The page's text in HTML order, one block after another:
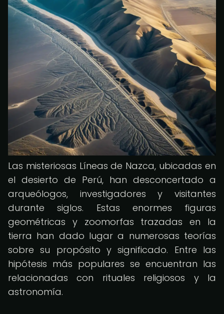
Las misteriosas Líneas de Nazca, ubicadas en
el desierto de Perú, han desconcertado a
arqueólogos, investigadores y visitantes
durante siglos. Estas enormes figuras
geométricas y zoomorfas trazadas en la
tierra han dado lugar a numerosas teorías
sobre su propósito y significado. Entre las
hipótesis más populares se encuentran las
relacionadas con rituales religiosos y la
astronomía.